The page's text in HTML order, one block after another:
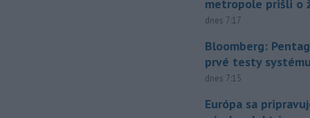
metropole prišli o
dnes 7:17
Bloomberg:
prvé testy
dnes 7:15
Európa sa